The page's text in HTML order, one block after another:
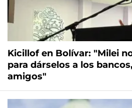
Kicillof en Bolívar: "Milei
para dárselos a los
amigos"